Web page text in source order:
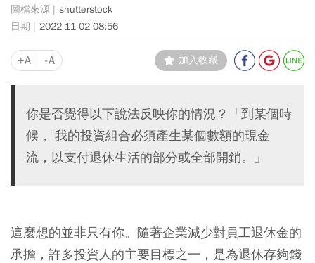
shutterstock
2022-11-02 08:56
+A -A 加入收藏
你是否覺得以下說法反映你的情況？「到某個時
候， 我的投資組合必須產生某個數額的現金
流，以支付退休生活的部分或全部開銷。」
這麼想的並非只有你。隨著企業減少對員工退休金的
承擔，許多投資人的主要目標之一，是為退休存夠錢